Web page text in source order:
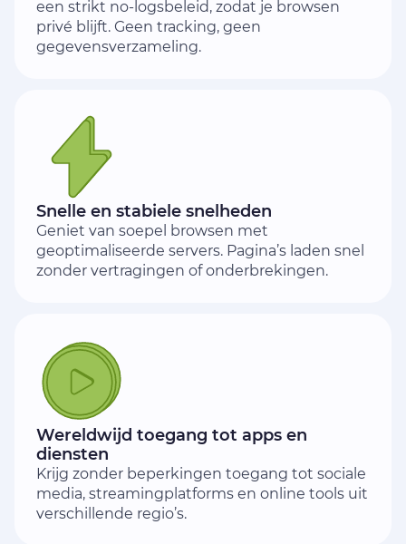
een strikt no-logsbeleid, zodat je browsen
privé blijft. Geen tracking, geen
gegevensverzameling.
Snelle en stabiele snelheden
Geniet van soepel browsen met
geoptimaliseerde servers. Pagina’s laden snel
zonder vertragingen of onderbrekingen.
Wereldwijd toegang tot apps en
diensten
Krijg zonder beperkingen toegang tot sociale
media, streamingplatforms en online tools uit
verschillende regio’s.